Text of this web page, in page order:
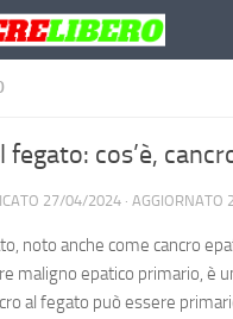
fegato: cos’è,
27/04/2024 · AGGIORNATO
, noto anche come cancro
maligno epatico primario, è
al fegato può essere